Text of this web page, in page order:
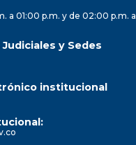
a 01:00 p.m. y de 02:00 p.m. a
y Sedes
institucional